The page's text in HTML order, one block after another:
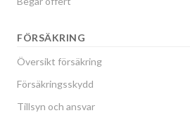
FÖRSÄKRING
Översikt försäkring
Försäkringsskydd
Tillsyn och ansvar